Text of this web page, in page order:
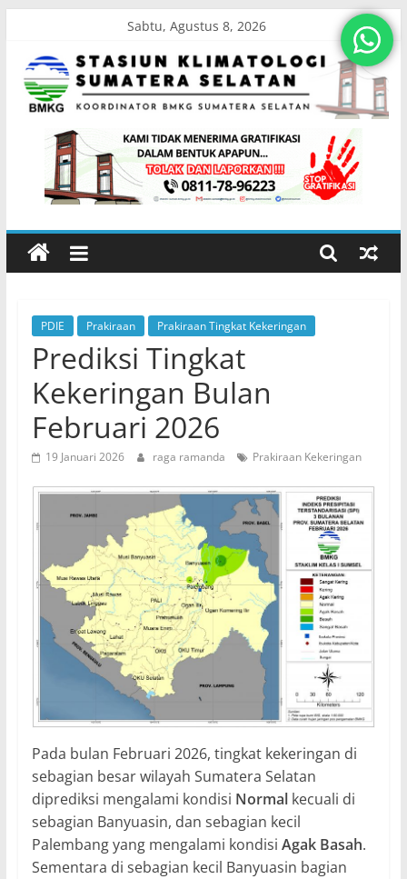
content
Sabtu, Agustus 8, 2026
Stasiun
Klimatologi
Sumatera
Koordinator
BMKG
Sumatera
Selatan
PDIE Prakiraan Prakiraan Tingkat Kekeringan
Prediksi Tingkat
Kekeringan Bulan
Februari 2026
19 Januari 2026 raga ramanda Prakiraan Kekeringan
Pada bulan Februari 2026, tingkat kekeringan di
sebagian besar wilayah Sumatera Selatan
diprediksi mengalami kondisi Normalkecuali di
sebagian Banyuasin, dan sebagian kecil
Palembang yang mengalami kondisi Agak Basah.
Sementara di sebagian kecil Banyuasin bagian